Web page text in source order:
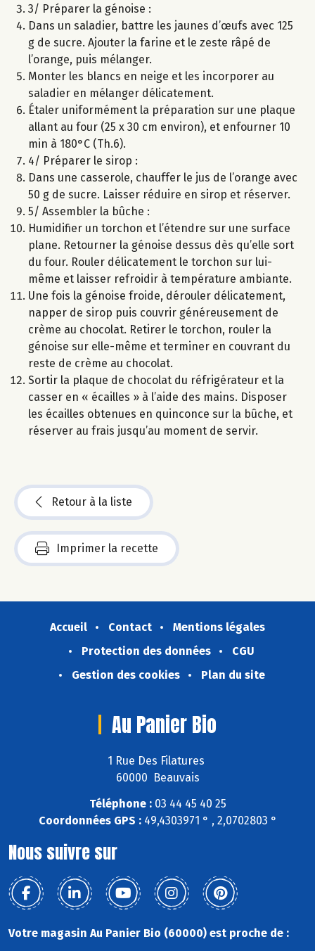
3/ Préparer la génoise :
Dans un saladier, battre les jaunes d’œufs avec 125
g de sucre. Ajouter la farine et le zeste râpé de
l’orange, puis mélanger.
Monter les blancs en neige et les incorporer au
saladier en mélanger délicatement.
Étaler uniformément la préparation sur une plaque
allant au four (25 x 30 cm environ), et enfourner 10
min à 180°C (Th.6).
4/ Préparer le sirop :
Dans une casserole, chauffer le jus de l’orange avec
50 g de sucre. Laisser réduire en sirop et réserver.
5/ Assembler la bûche :
Humidifier un torchon et l’étendre sur une surface
plane. Retourner la génoise dessus dès qu’elle sort
du four. Rouler délicatement le torchon sur lui-
même et laisser refroidir à température ambiante.
Une fois la génoise froide, dérouler délicatement,
napper de sirop puis couvrir généreusement de
crème au chocolat. Retirer le torchon, rouler la
génoise sur elle-même et terminer en couvrant du
reste de crème au chocolat.
Sortir la plaque de chocolat du réfrigérateur et la
casser en « écailles » à l’aide des mains. Disposer
les écailles obtenues en quinconce sur la bûche, et
réserver au frais jusqu’au moment de servir.
Retour à la liste
Imprimer la recette
Accueil Contact
Mentions légales
Protection des données
CGU
Gestion des cookies
Plan du site
Au Panier Bio
1 Rue Des Filatures
60000 Beauvais
Téléphone :03 44 45 40 25
Coordonnées GPS :49,4303971 ° , 2,0702803 °
Nous suivre sur
Votre magasin Au Panier Bio (60000) est proche de :